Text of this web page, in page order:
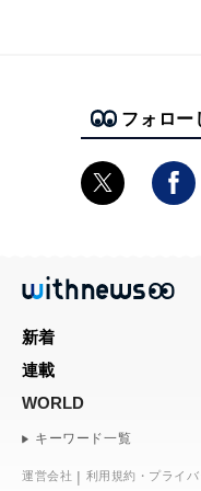
フォロー
新着
連載
WORLD
キーワード一覧
運営会社 利用規約・プライバ